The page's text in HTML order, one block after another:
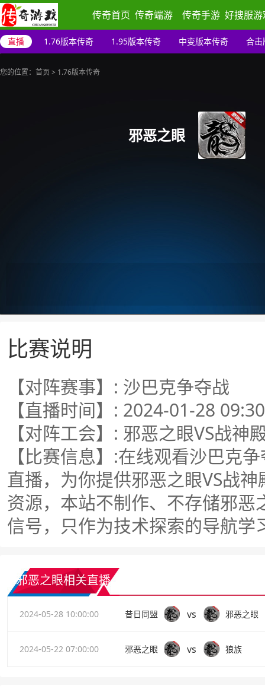
传奇首页 传奇端游 传奇手游 好搜服游
直播 1.76版本传奇 1.95版本传奇 中变版本传奇 合击
您的位置： 首页 > 1.76版本传奇
邪恶之眼
比赛说明
【对阵赛事】: 沙巴克争夺战
【直播时间】: 2024-01-28
【对阵工会】: 邪恶之眼VS战神
【比赛信息】:在线观看沙巴克
直播，为你提供邪恶之眼VS战
资源，本站不制作、不存储邪恶
信号，只作为技术探索的导航学
邪恶之眼相关直播
2024-05-28 10:00:00 昔日同盟 vs 邪恶之眼
2024-05-22 07:00:00 邪恶之眼 vs 狼族